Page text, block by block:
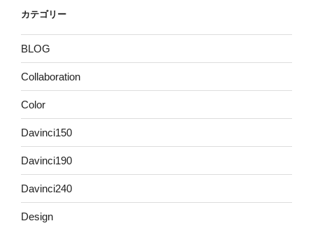
カテゴリー
BLOG
Collaboration
Color
Davinci150
Davinci190
Davinci240
Design